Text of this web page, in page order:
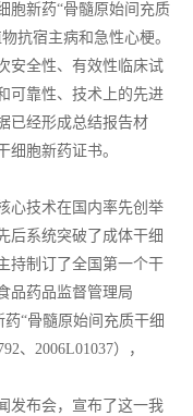
胞新药“骨髓原始间充质
抗宿主病和急性心梗。
安全性、有效性临床试
可靠性、技术上的先进
已经形成总结报告材
细胞新药证书。
心技术在国内率先创举
后系统突破了成体干细
持制订了全国第一个干
品药品监督管理局
药“骨髓原始间充质干细
、2006L01037），
发布会，宣布了这一我